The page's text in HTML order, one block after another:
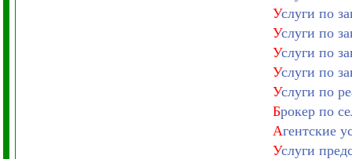
Услуги по
Услуги по
Услуги по
Услуги по
Услуги по
Брокер по
Агентские
Услуги